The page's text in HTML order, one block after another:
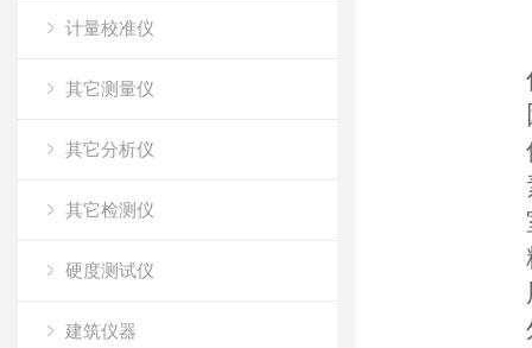
计量校准仪
其它测量仪
其它分析仪
其它检测仪
硬度测试仪
建筑仪器